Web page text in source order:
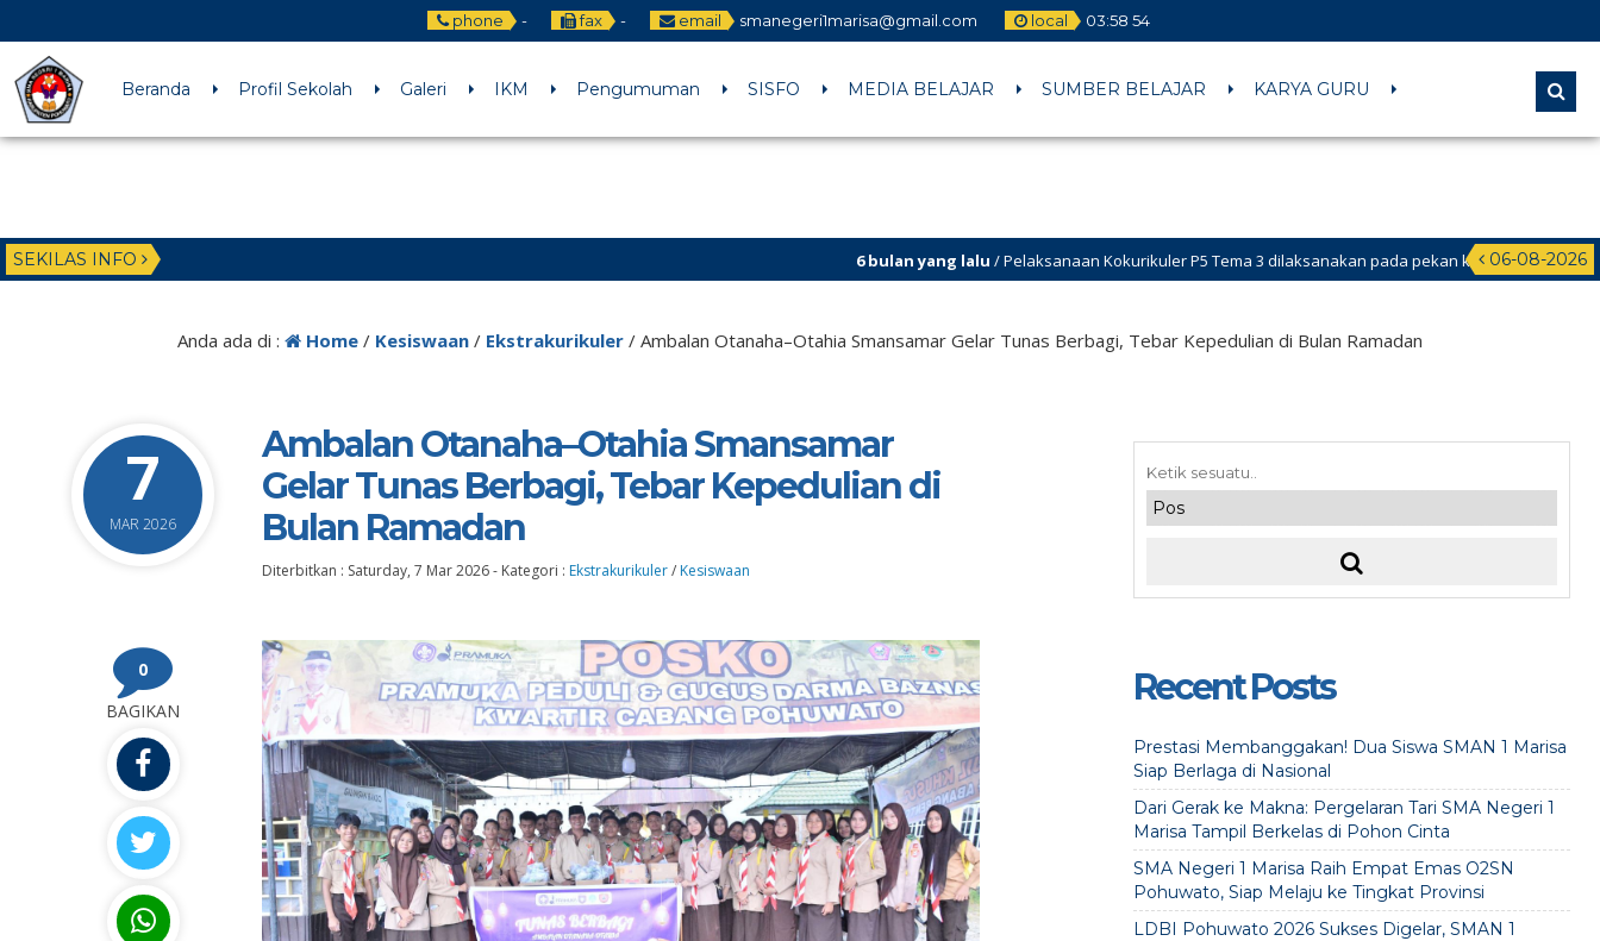
phone - fax - email smanegeri1marisa@gmail.com local 03:58 55
Beranda Profil Sekolah Galeri IKM Pengumuman SISFO MEDIA BELAJAR SUMBER BELAJAR KARYA GURU
SEKILAS INFO 06-08-2026
/ Pelaksanaan Kokurikuler P5 Tema 3 dilaksanakan pada pekan ke-2 Februari 2026 s.d ke-1 dan ke-2
Anda ada di : Home / Kesiswaan / Ekstrakurikuler / Ambalan Otanaha–Otahia Smansamar Gelar Tunas Berbagi, Tebar Kepedulian di Bulan Ramadan
7
MAR 2026
Ambalan Otanaha–Otahia Smansamar
Gelar Tunas Berbagi, Tebar Kepedulian di
Bulan Ramadan
Diterbitkan : Saturday, 7 Mar 2026- Kategori : Ekstrakurikuler/ Kesiswaan
0
BAGIKAN
Recent Posts
Prestasi Membanggakan! Dua Siswa SMAN 1 Marisa
Siap Berlaga di Nasional
Dari Gerak ke Makna: Pergelaran Tari SMA Negeri 1
Marisa Tampil Berkelas di Pohon Cinta
SMA Negeri 1 Marisa Raih Empat Emas O2SN
Pohuwato, Siap Melaju ke Tingkat Provinsi
LDBI Pohuwato 2026 Sukses Digelar, SMAN 1